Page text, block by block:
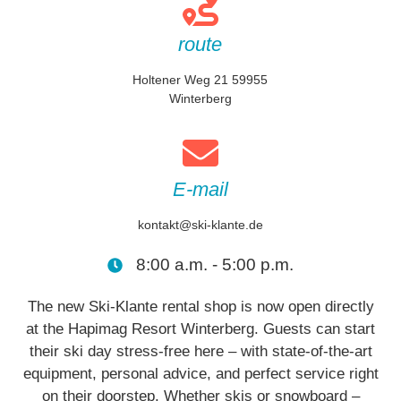
route
Holtener Weg 21 59955
Winterberg
E-mail
kontakt@ski-klante.de
8:00 a.m. - 5:00 p.m.
The new Ski-Klante rental shop is now open directly
at the Hapimag Resort Winterberg. Guests can start
their ski day stress-free here – with state-of-the-art
equipment, personal advice, and perfect service right
on their doorstep. Whether skis or snowboard –